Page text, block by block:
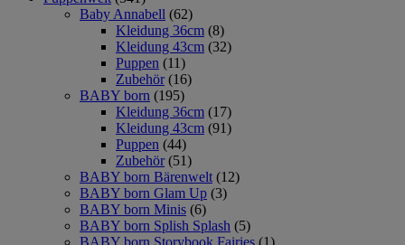
Baby Annabell (62)
Kleidung 36cm (8)
Kleidung 43cm (32)
Puppen (11)
Zubehör (16)
BABY born (195)
Kleidung 36cm (17)
Kleidung 43cm (91)
Puppen (44)
Zubehör (51)
BABY born Bärenwelt (12)
BABY born Glam Up (3)
BABY born Minis (6)
BABY born Splish Splash (5)
BABY born Storybook Fairies (1)